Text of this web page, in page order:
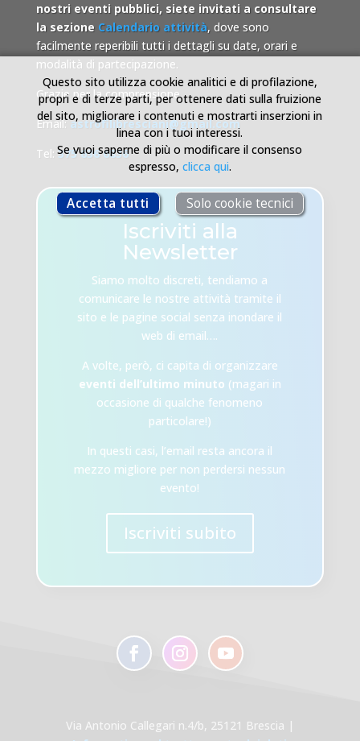
nostri eventi pubblici, siete invitati a consultare
la sezione Calendario attività, dove sono
facilmente reperibili tutti i dettagli su date, orari e
modalità di partecipazione.
Grazie per la comprensione.
Email:astrofilibresciani@gmail.com
Tel:375 636 6836
Iscriviti alla
Newsletter
Siamo molto discreti, tendiamo a
comunicare le nostre attività tramite il
sito e le pagine social senza inondare il
web di email….
A volte, però, ci capita di organizzare
eventi dell’ultimo minuto (magari in
occasione di qualche fenomeno
particolare!)
In questi casi, l’email resta ancora il
mezzo migliore per non perdersi nessun
evento!
Iscriviti subito
Via Antonio Callegari n.4/b, 25121 Brescia |
Questo sito utilizza cookie analitici e di profilazione,
propri e di terze parti, per ottenere dati sulla fruizione
del sito, migliorare i contenuti e mostrarti inserzioni in
linea con i tuoi interessi.
Se vuoi saperne di più o modificare il consenso
espresso, clicca qui.
Accetta tutti Solo cookie tecnici